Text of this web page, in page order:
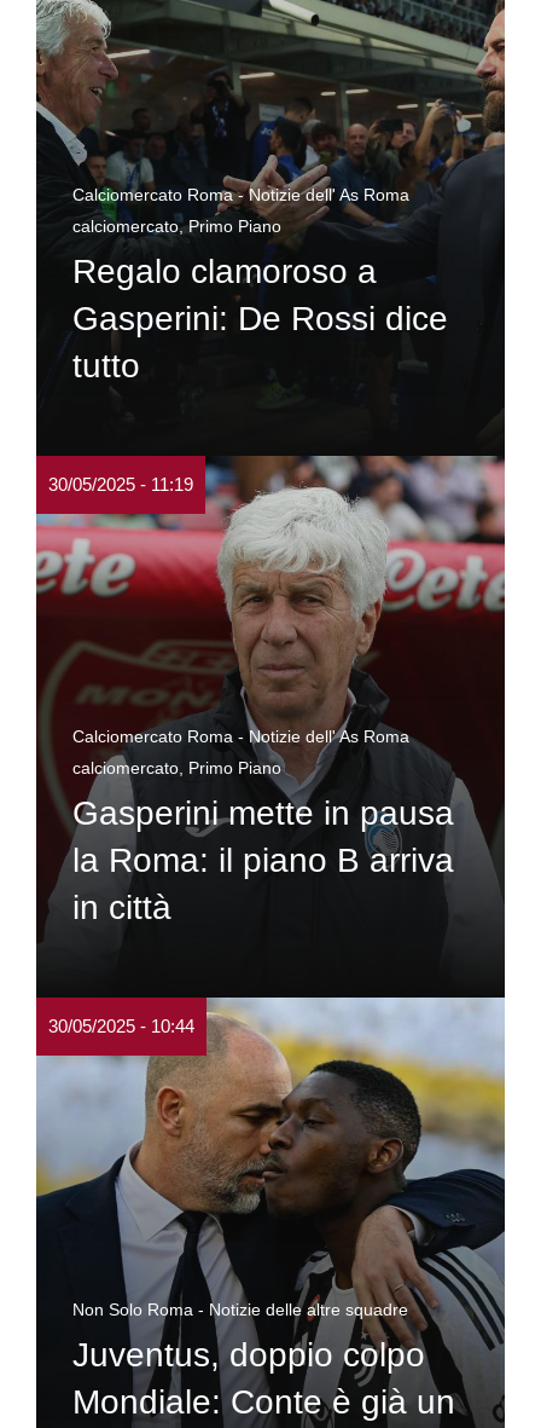
Calciomercato Roma - Notizie dell' As Roma
calciomercato,Primo Piano
Regalo clamoroso a
Gasperini: De Rossi dice
tutto
30/05/2025 - 11:19
Calciomercato Roma - Notizie dell' As Roma
calciomercato Primo Piano
Gasperini mette in pausa
la Roma: il piano B arriva
in città
30/05/2025 - 10:44
Non Solo Roma - Notizie delle altre squadre
Juventus, doppio colpo
Mondiale: Conte è già un